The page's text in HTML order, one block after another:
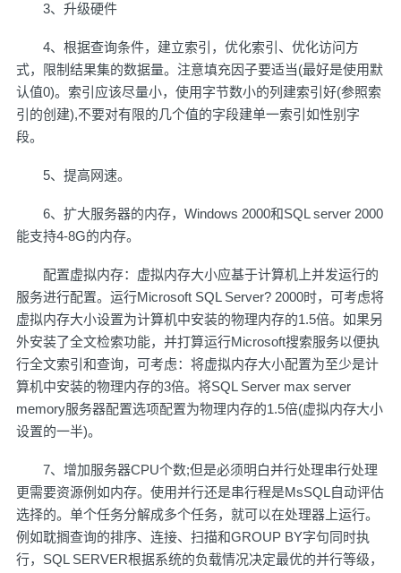
3、升级硬件
4、根据查询条件，建立索引，优化索引、优化访问方
式，限制结果集的数据量。注意填充因子要适当(最好是使用默
认值0)。索引应该尽量小，使用字节数小的列建索引好(参照索
引的创建),不要对有限的几个值的字段建单一索引如性别字
段。
5、提高网速。
6、扩大服务器的内存，Windows 2000和SQL server 2000
能支持4-8G的内存。
配置虚拟内存：虚拟内存大小应基于计算机上并发运行的
服务进行配置。运行Microsoft SQL Server? 2000时，可考虑将
虚拟内存大小设置为计算机中安装的物理内存的1.5倍。如果另
外安装了全文检索功能，并打算运行Microsoft搜索服务以便执
行全文索引和查询，可考虑：将虚拟内存大小配置为至少是计
算机中安装的物理内存的3倍。将SQL Server max server
memory服务器配置选项配置为物理内存的1.5倍(虚拟内存大小
设置的一半)。
7、增加服务器CPU个数;但是必须明白并行处理串行处理
更需要资源例如内存。使用并行还是串行程是MsSQL自动评估
选择的。单个任务分解成多个任务，就可以在处理器上运行。
例如耽搁查询的排序、连接、扫描和GROUP BY字句同时执
行，SQL SERVER根据系统的负载情况决定最优的并行等级，